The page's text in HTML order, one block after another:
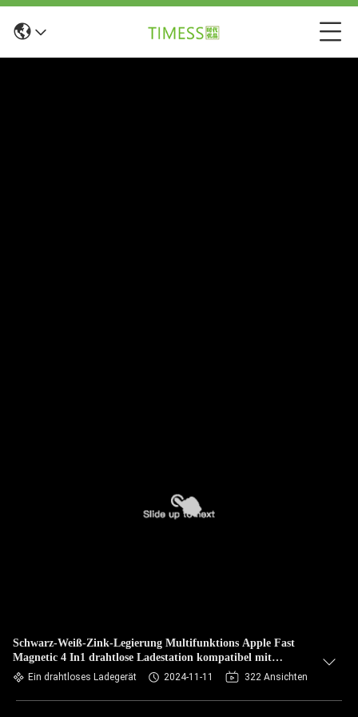
Schwarz-Weiß-Zink-Legierung Multifunktions Apple Fast
Magnetic 4 In1 drahtlose Ladestation kompatibel mit
Samsung Apple
Ein drahtloses Ladegerät 2024-11-11 322 Ansichten